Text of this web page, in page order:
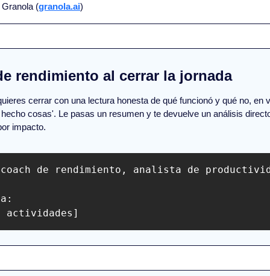
(granola.ai)
rendimiento al cerrar la jornada
cerrar con una lectura honesta de qué funcionó y qué no, en
cosas'. Le pasas un resumen y te devuelve un análisis
impacto.
coach de rendimiento, analista de
actividades]